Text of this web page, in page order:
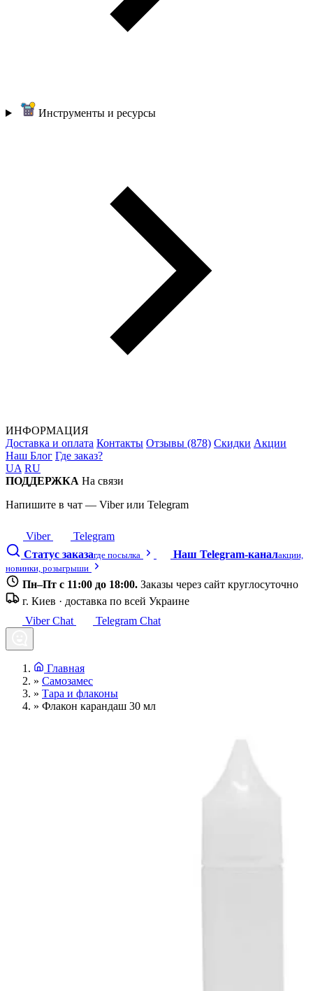
Инструменты и ресурсы
ИНФОРМАЦИЯ
Доставка и оплата Контакты Отзывы (878) Скидки Акции
Наш Блог Где заказ?
UA RU
ПОДДЕРЖКА На связи
Напишите в чат — Viber или Telegram
Viber
Telegram
Статус заказагде посылка Наш Telegram-каналакции,
новинки, розыгрыши
Пн–Пт с 11:00 до 18:00. Заказы через сайт круглосуточно
г. Киев · доставка по всей Украине
Viber Chat
Telegram Chat
Главная
» Самозамес
» Тара и флаконы
» Флакон карандаш 30 мл